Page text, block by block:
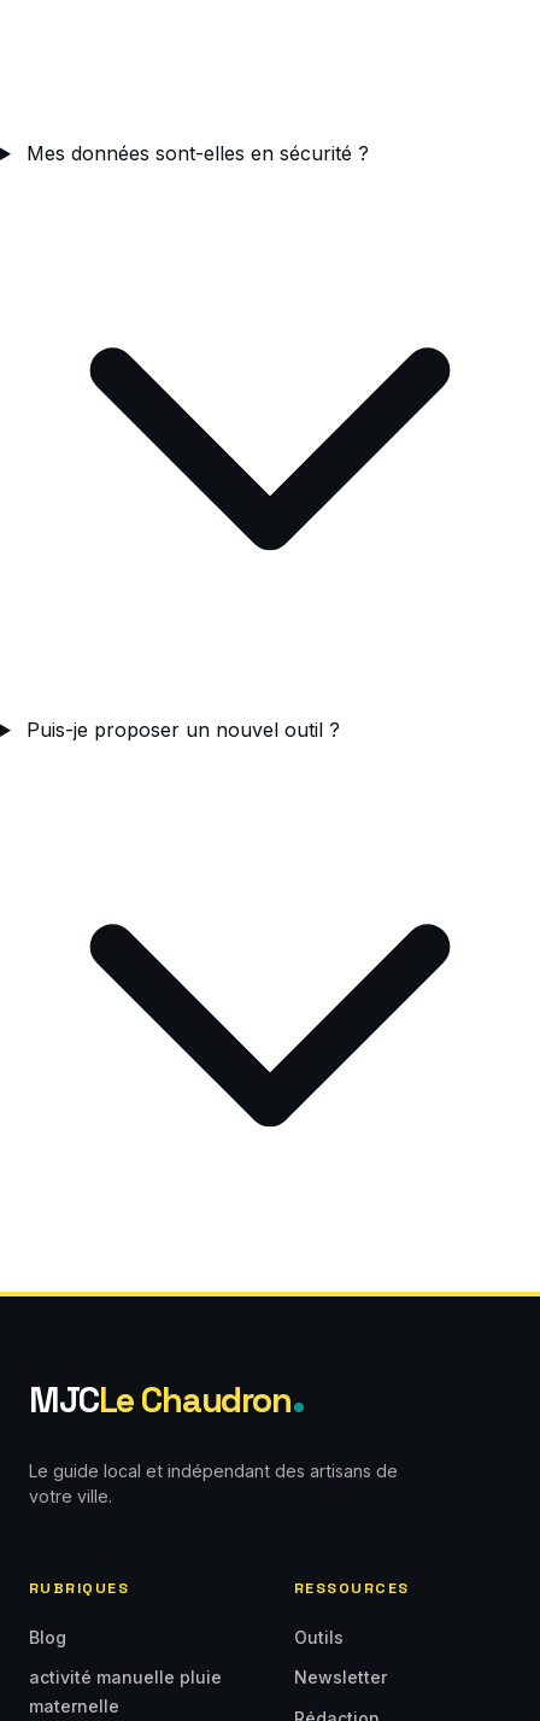
Mes données sont-elles en sécurité ?
Puis-je proposer un nouvel outil ?
MJCLe Chaudron
Le guide local et indépendant des artisans de
votre ville.
RUBRIQUES
Blog
activité manuelle pluie
maternelle
RESSOURCES
Outils
Newsletter